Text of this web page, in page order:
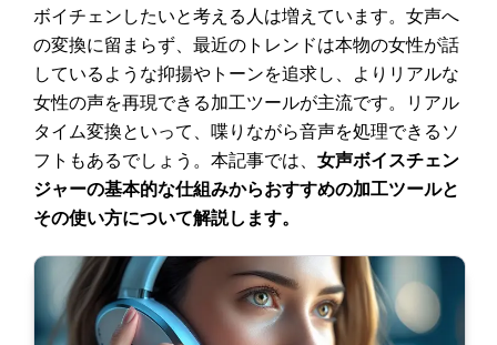
ボイチェンしたいと考える人は増えています。女声へ
の変換に留まらず、最近のトレンドは本物の女性が話
しているような抑揚やトーンを追求し、よりリアルな
女性の声を再現できる加工ツールが主流です。リアル
タイム変換といって、喋りながら音声を処理できるソ
フトもあるでしょう。本記事では、 女声ボイスチェン
ジャーの基本的な仕組みからおすすめの加工ツールと
その使い方について解説します。